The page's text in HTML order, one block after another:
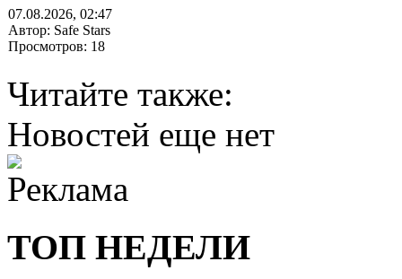
07.08.2026, 02:47
Автор: Safe Stars
Просмотров: 18
Читайте также:
Новостей еще нет
ТОП НЕДЕЛИ